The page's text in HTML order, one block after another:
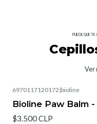
PUEDE QUE
Ver
6970117120172 |bioline
Bioline Paw Balm
$3.500 CLP